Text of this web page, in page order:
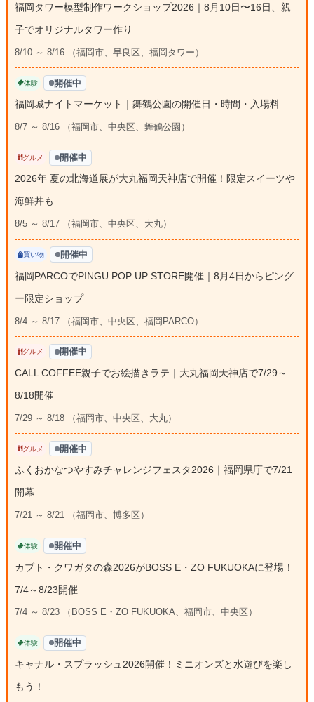
福岡タワー模型制作ワークショップ2026｜8月10日〜16日、親
子でオリジナルタワー作り
8/10 ～ 8/16 （福岡市、早良区、福岡タワー）
体験 開催中
福岡城ナイトマーケット｜舞鶴公園の開催日・時間・入場料
8/7 ～ 8/16 （福岡市、中央区、舞鶴公園）
グルメ 開催中
2026年 夏の北海道展が大丸福岡天神店で開催！限定スイーツや
海鮮丼も
8/5 ～ 8/17 （福岡市、中央区、大丸）
買い物 開催中
福岡PARCOでPINGU POP UP STORE開催｜8月4日からピング
ー限定ショップ
8/4 ～ 8/17 （福岡市、中央区、福岡PARCO）
グルメ 開催中
CALL COFFEE親子でお絵描きラテ｜大丸福岡天神店で7/29～
8/18開催
7/29 ～ 8/18 （福岡市、中央区、大丸）
グルメ 開催中
ふくおかなつやすみチャレンジフェスタ2026｜福岡県庁で7/21
開幕
7/21 ～ 8/21 （福岡市、博多区）
体験 開催中
カブト・クワガタの森2026がBOSS E・ZO FUKUOKAに登場！
7/4～8/23開催
7/4 ～ 8/23 （BOSS E・ZO FUKUOKA、福岡市、中央区）
体験 開催中
キャナル・スプラッシュ2026開催！ミニオンズと水遊びを楽し
もう！